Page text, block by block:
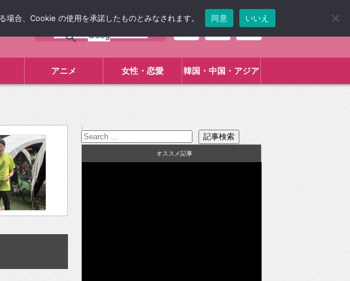
アニメ 女性・恋愛 韓国・中国・アジア
:
オススメ記事
合、Cookie の使用を承諾したものとみなされます。 同意 いいえ